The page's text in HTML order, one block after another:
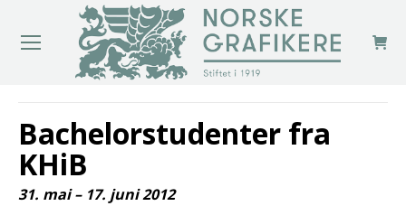
Bachelorstudenter fra
KHiB
31. mai – 17. juni 2012